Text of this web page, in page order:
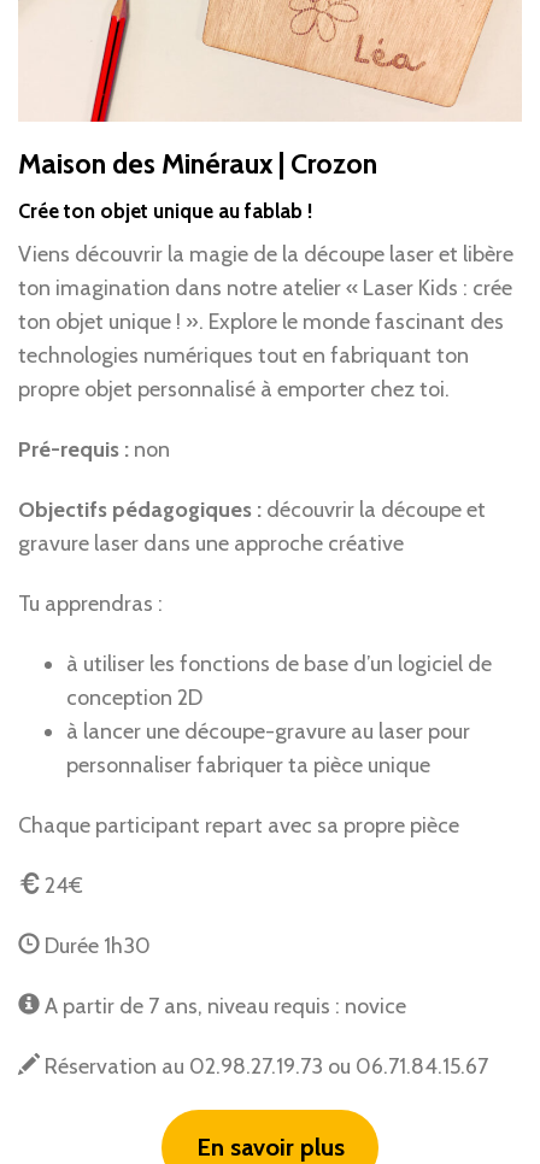
Maison des Minéraux | Crozon
Crée ton objet unique au fablab !
Viens découvrir la magie de la découpe laser et libère
ton imagination dans notre atelier « Laser Kids : crée
ton objet unique ! ». Explore le monde fascinant des
technologies numériques tout en fabriquant ton
propre objet personnalisé à emporter chez toi.
Pré-requis : non
Objectifs pédagogiques : découvrir la découpe et
gravure laser dans une approche créative
Tu apprendras :
à utiliser les fonctions de base d’un logiciel de
conception 2D
à lancer une découpe-gravure au laser pour
personnaliser fabriquer ta pièce unique
Chaque participant repart avec sa propre pièce
24€
Durée 1h30
A partir de 7 ans, niveau requis : novice
Réservation au 02.98.27.19.73 ou 06.71.84.15.67
En savoir plus